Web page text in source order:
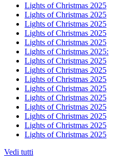
Lights of Christmas 2025
Lights of Christmas 2025
Lights of Christmas 2025
Lights of Christmas 2025
Lights of Christmas 2025
Lights of Christmas 2025:
Lights of Christmas 2025
Lights of Christmas 2025
Lights of Christmas 2025
Lights of Christmas 2025
Lights of Christmas 2025
Lights of Christmas 2025
Lights of Christmas 2025
Lights of Christmas 2025
Lights of Christmas 2025
Vedi tutti